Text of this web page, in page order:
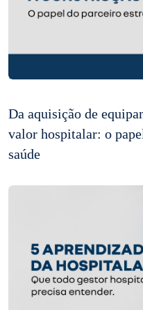
Da aquisição de
valor hospitalar: o
saúde